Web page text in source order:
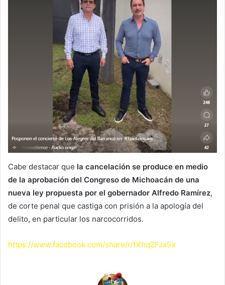
Cabe destacar que la cancelación se produce en medio
de la aprobación del Congreso de Michoacán de una
nueva ley propuesta por el gobernador Alfredo Ramírez,
de corte penal que castiga con prisión a la apología del
delito, en particular los narcocorridos.
https://www.facebook.com/share/r/1Xhq2FJxSx